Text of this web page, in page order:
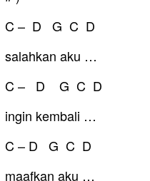
C – D G C D
salahkan aku …
C – D G C D
ingin kembali …
C – D G C D
maafkan aku …